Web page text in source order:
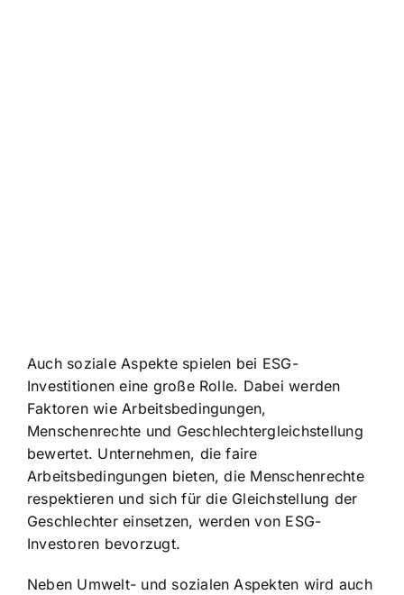
Auch soziale Aspekte spielen bei ESG-
Investitionen eine große Rolle. Dabei werden
Faktoren wie Arbeitsbedingungen,
Menschenrechte und Geschlechtergleichstellung
bewertet. Unternehmen, die faire
Arbeitsbedingungen bieten, die Menschenrechte
respektieren und sich für die Gleichstellung der
Geschlechter einsetzen, werden von ESG-
Investoren bevorzugt.
Neben Umwelt- und sozialen Aspekten wird auch